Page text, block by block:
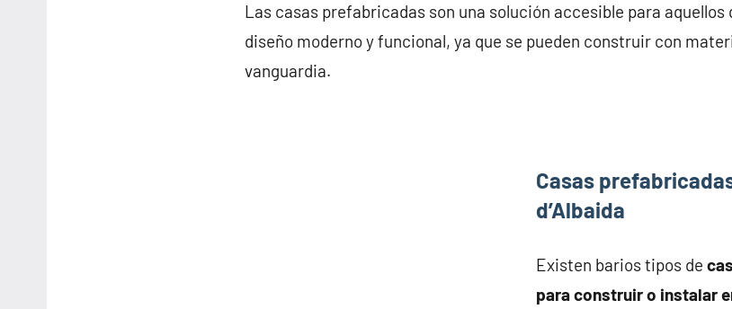
Las casas prefabricadas son una solución accesible para aquellos
diseño moderno y funcional, ya que se pueden construir con
vanguardia.
Casas
d’Albaida
Existen barios tipos de
para construir o instalar